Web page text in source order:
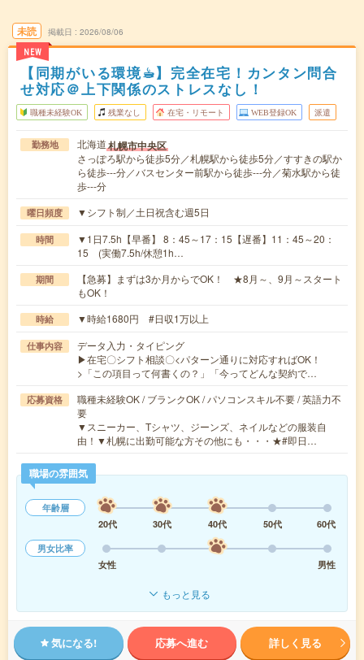
未読
NEW
掲載日 2026/08/06
【同期がいる環境☕︎】完全在宅！カンタン問合
せ対応＠上下関係のストレスなし！
職種未経験OK 残業なし 在宅・リモート WEB登録OK 派遣
勤務地 北海道札幌市中央区
さっぽろ駅から徒歩5分／札幌駅から徒歩5分／すすきの駅か
ら徒歩---分／バスセンター前駅から徒歩---分／菊水駅から徒
歩---分
曜日頻度 ▼シフト制／土日祝含む週5日
時間
▼1日7.5h【早番】 8：45～17：15【遅番】11：45～20：
15 (実働7.5h/休憩1h…
期間
【急募】まずは3か月からでOK！ ★8月～、9月～スタート
もOK！
時給 ▼時給1680円 #日収1万以上
仕事内容
データ入力・タイピング
▶在宅〇シフト相談〇<パターン通りに対応すればOK！
>「この項目って何書くの？」「今ってどんな契約で…
応募資格
職種未経験OK / ブランクOK / パソコンスキル不要 / 英語力不
要
▼スニーカー、Tシャツ、ジーンズ、ネイルなどの服装自
由！▼札幌に出勤可能な方その他にも・・・★#即日…
職場の雰囲気
年齢層
20代
30代 40代 50代
60代
男女比率
女性
男性
もっと見る
気になる! 応募へ進む 詳しく見る